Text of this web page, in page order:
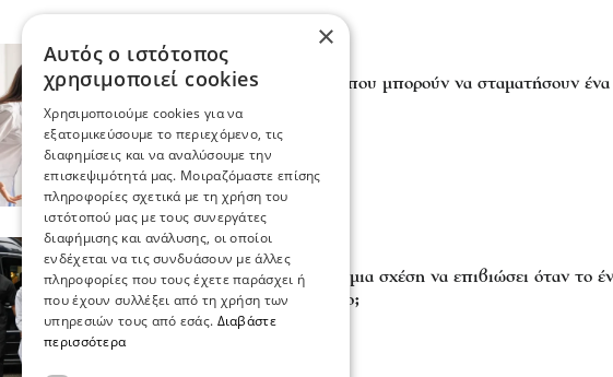
Υγεία
Σχέσεις: Οι δύο λέξεις που μπορούν να σταματήσουν
πριν ξεκινήσει
21 Φεβ 2026, 19:26
Ψυχαγωγία Διάφορα
The Swag Gap: Μπορεί μια σχέση να επιβιώσει όταν το
πιο «κουλ» από το άλλο;
14 Δεκ 2025, 20:48
×
Αυτός ο ιστότοπος
χρησιμοποιεί cookies
Χρησιμοποιούμε cookies για να
εξατομικεύσουμε το περιεχόμενο, τις
διαφημίσεις και να αναλύσουμε την
επισκεψιμότητά μας. Μοιραζόμαστε επίσης
πληροφορίες σχετικά με τη χρήση του
ιστότοπού μας με τους συνεργάτες
διαφήμισης και ανάλυσης, οι οποίοι
ενδέχεται να τις συνδυάσουν με άλλες
πληροφορίες που τους έχετε παράσχει ή
που έχουν συλλέξει από τη χρήση των
υπηρεσιών τους από εσάς. Διαβάστε
περισσότερα